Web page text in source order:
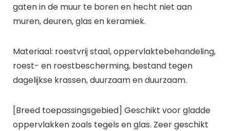
gaten in de muur te boren en hecht niet aan
muren, deuren, glas en keramiek.
Materiaal: roestvrij staal, oppervlaktebehandeling,
roest- en roestbescherming, bestand tegen
dagelijkse krassen, duurzaam en duurzaam.
[Breed toepassingsgebied] Geschikt voor gladde
oppervlakken zoals tegels en glas. Zeer geschikt